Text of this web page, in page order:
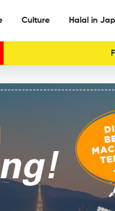
Culture Halal in